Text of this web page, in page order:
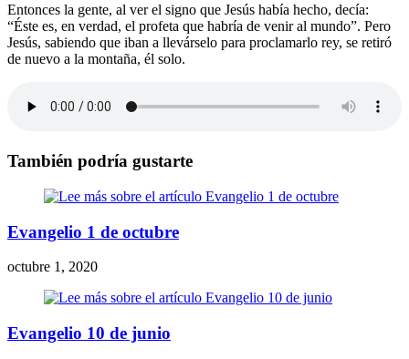
Entonces la gente, al ver el signo que Jesús había hecho, decía:
“Éste es, en verdad, el profeta que habría de venir al mundo”. Pero
Jesús, sabiendo que iban a llevárselo para proclamarlo rey, se retiró
de nuevo a la montaña, él solo.
También podría gustarte
Evangelio 1 de octubre
octubre 1, 2020
Evangelio 10 de junio